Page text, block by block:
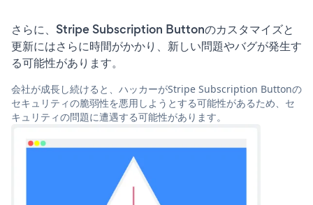
さらに、Stripe Subscription Buttonのカスタマイズと
更新にはさらに時間がかかり、新しい問題やバグが発生す
る可能性があります。
会社が成長し続けると、ハッカーがStripe Subscription Buttonの
セキュリティの脆弱性を悪用しようとする可能性があるため、セ
キュリティの問題に遭遇する可能性があります。